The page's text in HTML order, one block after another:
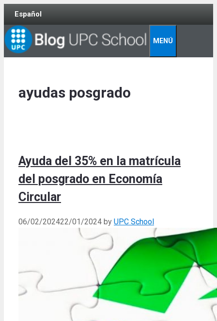
Skip
content
Español
MENÚ
ayudas posgrado
Ayuda del 35% en la matrícula
del posgrado en Economía
Circular
06/02/202422/01/2024 by UPC School